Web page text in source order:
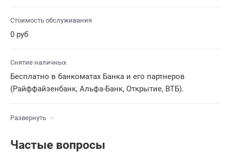
Стоимость обслуживания
0 руб
Снятие наличных
Бесплатно в банкоматах Банка и его партнеров
(Райффайзенбанк, Альфа-Банк, Открытие, ВТБ).
Развернуть
Частые вопросы